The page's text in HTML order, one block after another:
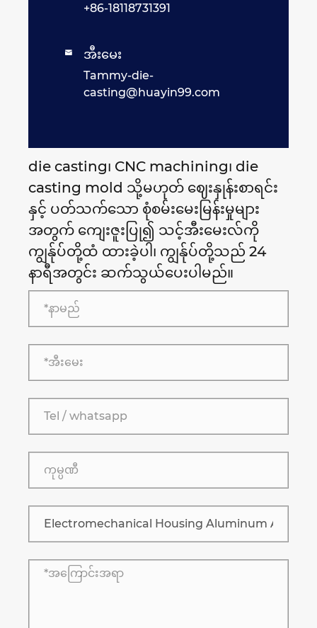
+86-18118731391
 အီးမေး
Tammy-die-
casting@huayin99.com
die casting၊ CNC machining၊ die
casting mold သို့မဟုတ် ဈေးနှုန်းစာရင်း
နှင့် ပတ်သက်သော စုံစမ်းမေးမြန်းမှုများ
အတွက် ကျေးဇူးပြု၍ သင့်အီးမေးလ်ကို
ကျွန်ုပ်တို့ထံ ထားခဲ့ပါ၊ ကျွန်ုပ်တို့သည် 24
နာရီအတွင်း ဆက်သွယ်ပေးပါမည်။